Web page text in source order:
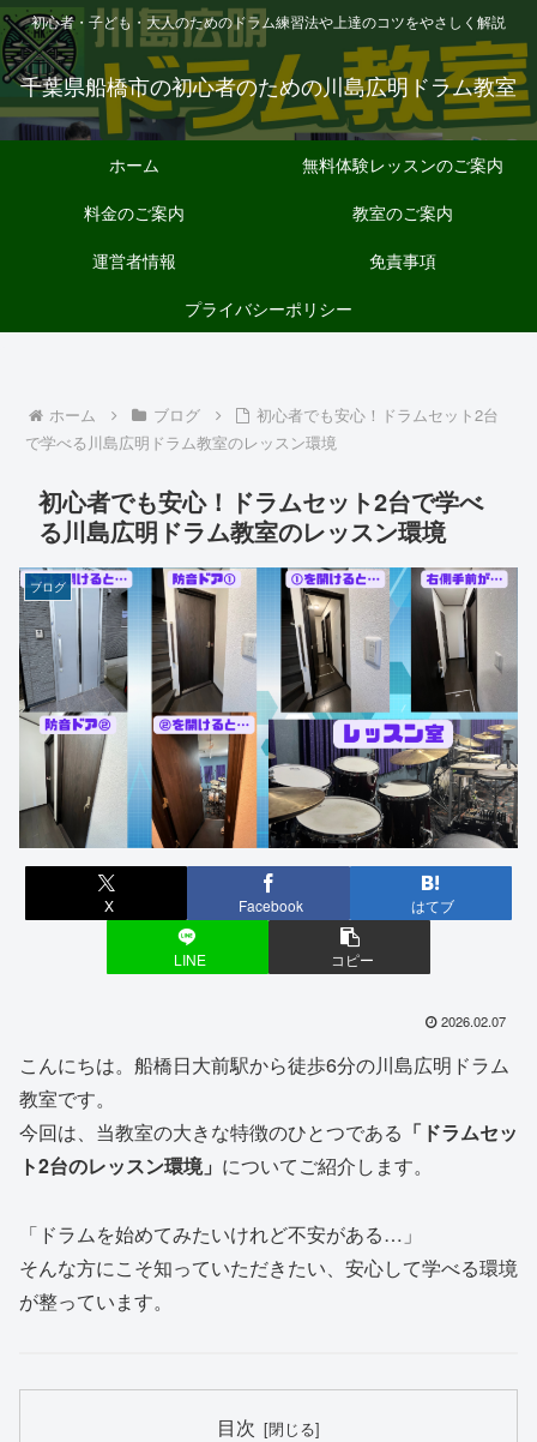
初心者・子ども・大人のためのドラム練習法や上達のコツをやさしく解説
千葉県船橋市の初心者のための川島広明ドラム教室
ホーム
無料体験レッスンのご案内
料金のご案内
教室のご案内
運営者情報
免責事項
プライバシーポリシー
ホーム ブログ
初心者でも安心！ドラムセット2台
で学べる川島広明ドラム教室のレッスン環境
初心者でも安心！ドラムセット2台で学べ
る川島広明ドラム教室のレッスン環境
ブログ
X Facebook はてブ
LINE コピー
2026.02.07
こんにちは。船橋日大前駅から徒歩6分の川島広明ドラム
教室です。
今回は、当教室の大きな特徴のひとつである 「ドラムセッ
ト2台のレッスン環境」 についてご紹介します。
「ドラムを始めてみたいけれど不安がある…」
そんな方にこそ知っていただきたい、安心して学べる環境
が整っています。
目次